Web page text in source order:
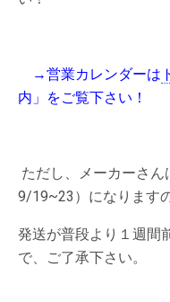
→営業カレンダーは
内」をご覧下さい！
ただし、メーカーさ
9/19~23）になりますの
発送が普段より１週間
で、ご了承下さい。